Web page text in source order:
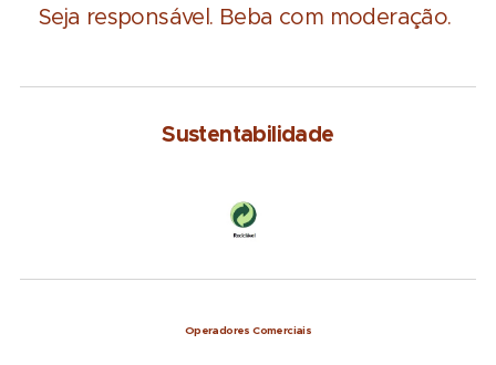
Seja responsável. Beba com moderação.
Sustentabilidade
Operadores Comerciais